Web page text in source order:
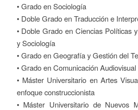
• Grado en Sociología
• Doble Grado en Traducción e
• Doble Grado en Ciencias Políticas
y Sociología
• Grado en Geografía y Gestión del
• Grado en Comunicación Audiovisual
• Máster Universitario en Artes
enfoque construccionista
• Máster Universitario de Nuevos